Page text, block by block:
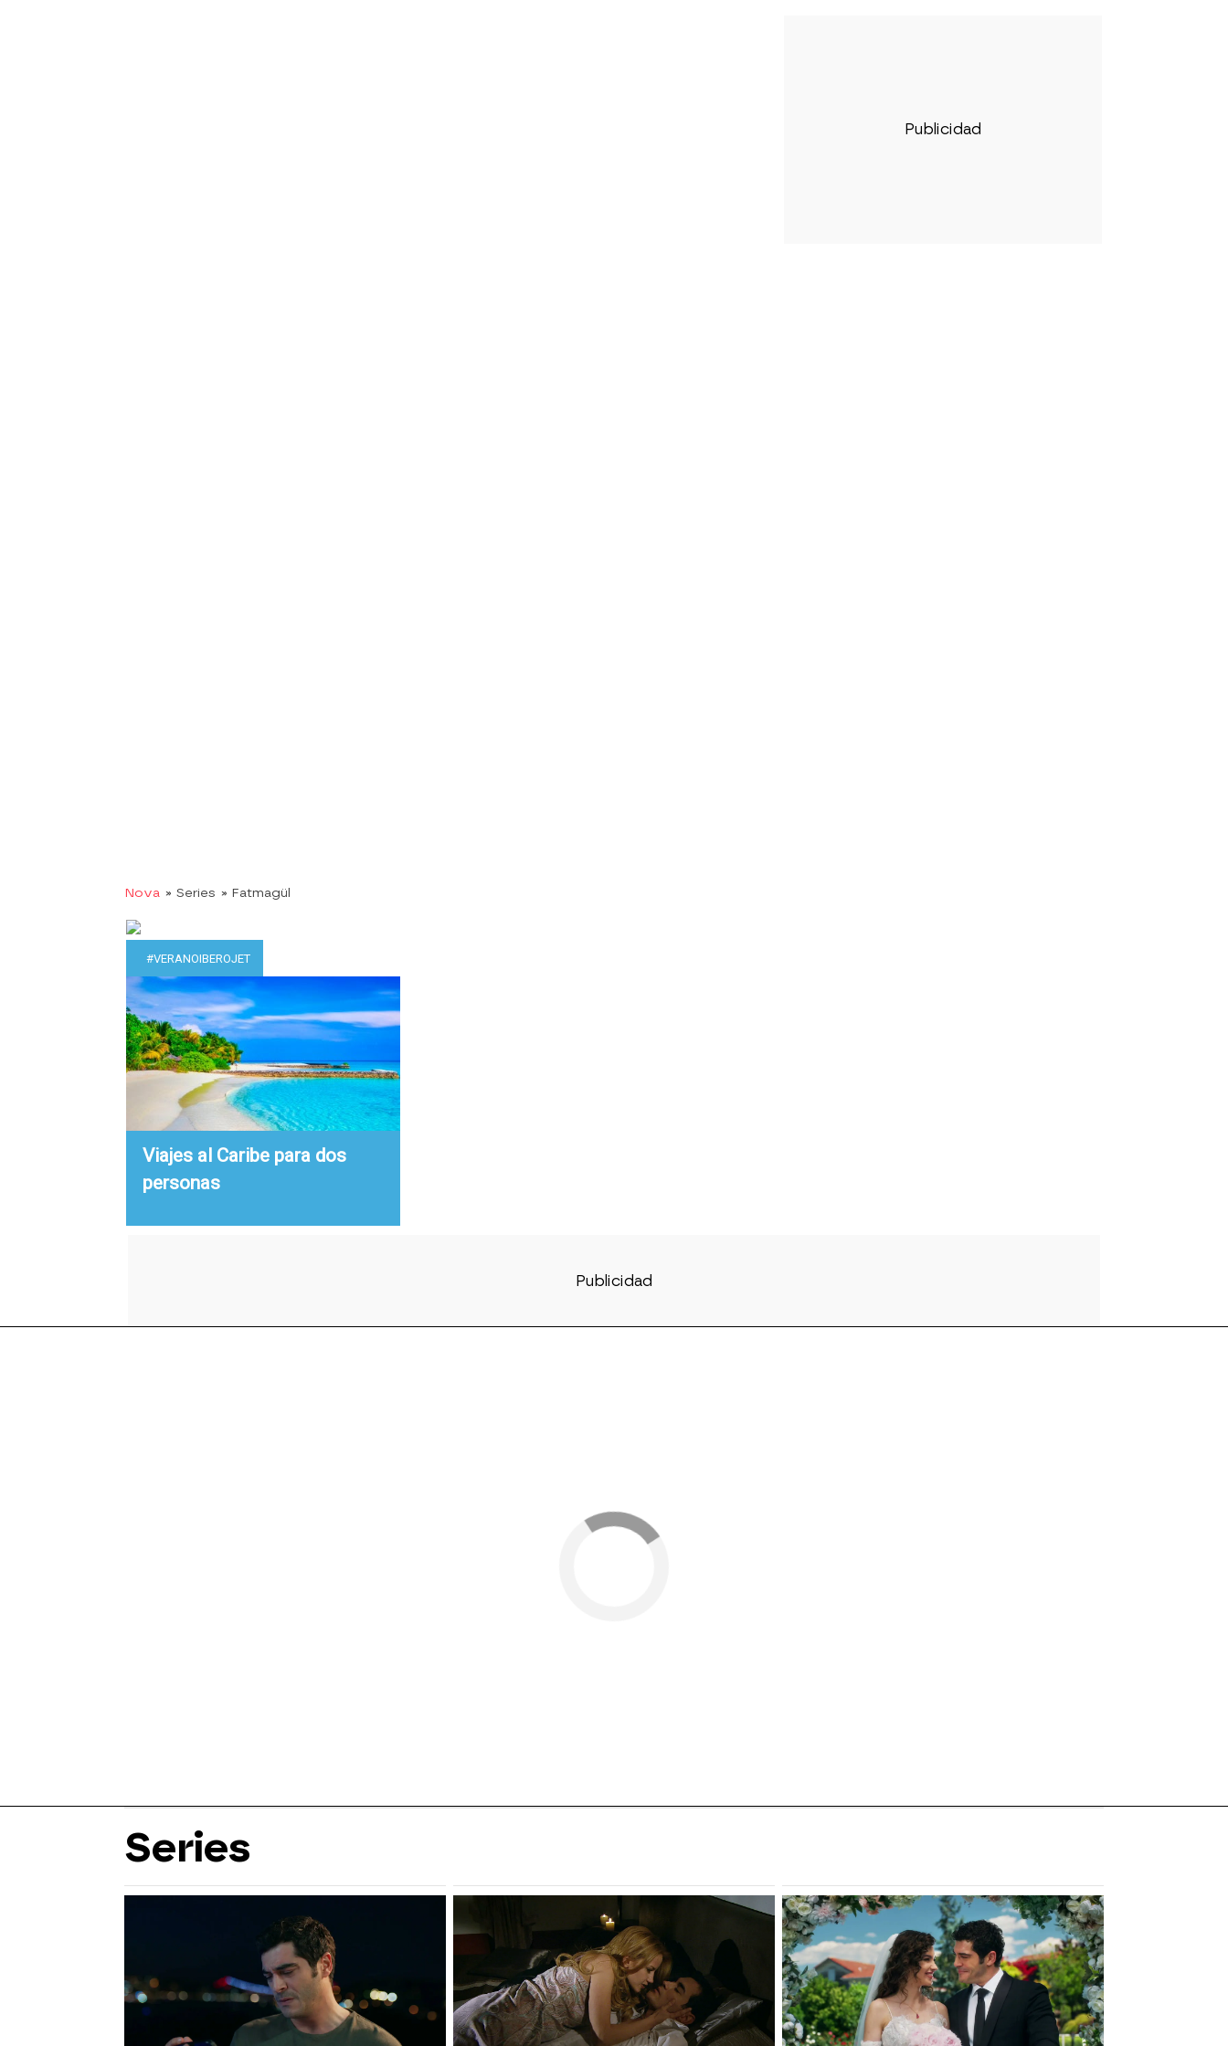
Nova » Series » Fatmagül
#VERANOIBEROJET
Viajes al Caribe para dos
personas
Series